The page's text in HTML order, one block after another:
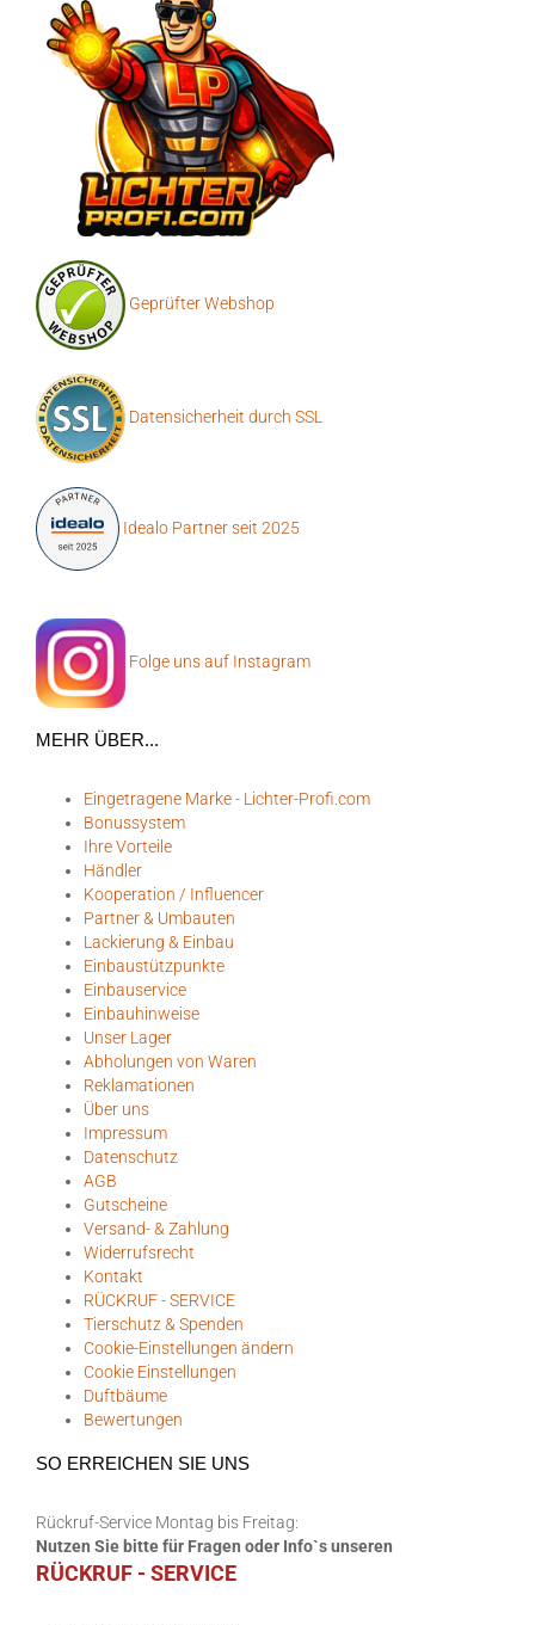
Geprüfter Webshop
Datensicherheit durch SSL
Idealo Partner seit 2025
Folge uns auf Instagram
MEHR ÜBER...
Eingetragene Marke - Lichter-Profi.com
Bonussystem
Ihre Vorteile
Händler
Kooperation / Influencer
Partner & Umbauten
Lackierung & Einbau
Einbaustützpunkte
Einbauservice
Einbauhinweise
Unser Lager
Abholungen von Waren
Reklamationen
Über uns
Impressum
Datenschutz
AGB
Gutscheine
Versand- & Zahlung
Widerrufsrecht
Kontakt
RÜCKRUF - SERVICE
Tierschutz & Spenden
Cookie-Einstellungen ändern
Cookie Einstellungen
Duftbäume
Bewertungen
SO ERREICHEN SIE UNS
Rückruf-Service Montag bis Freitag:
Nutzen Sie bitte für Fragen oder Info`s unseren
RÜCKRUF - SERVICE